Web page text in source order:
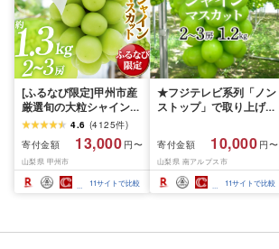
[ふるなび限定]甲州市産
厳選旬の大粒シャインマ
スカット 約1.3kg 2〜3
房[2026年発送]
(MG)B12-472 FN-
Limited-VO シャインマ
スカット フルーツ
4.6 (4125件)
寄付金額
13,000 円〜
山梨県 甲州市
11サイトで比較
★フジテレビ系列「ノン
ストップ」で取り上げら
先行予約]南アルプス市
産シャインマスカット
1.2kg以上(2〜3房)ふる
さと納税 おすすめ 山梨
県 南アルプス市 送料無
寄付金額 10,000 円〜
山梨県 南アルプス市
11サイトで比較